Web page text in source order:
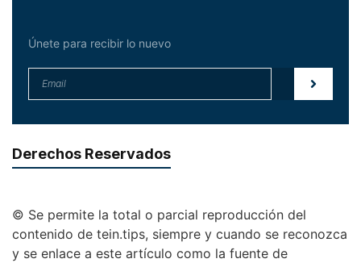
Únete para recibir lo nuevo
Derechos Reservados
© Se permite la total o parcial reproducción del
contenido de tein.tips, siempre y cuando se reconozca
y se enlace a este artículo como la fuente de